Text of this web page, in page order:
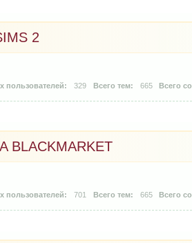
2
329 665
BLACKMARKET
701 665